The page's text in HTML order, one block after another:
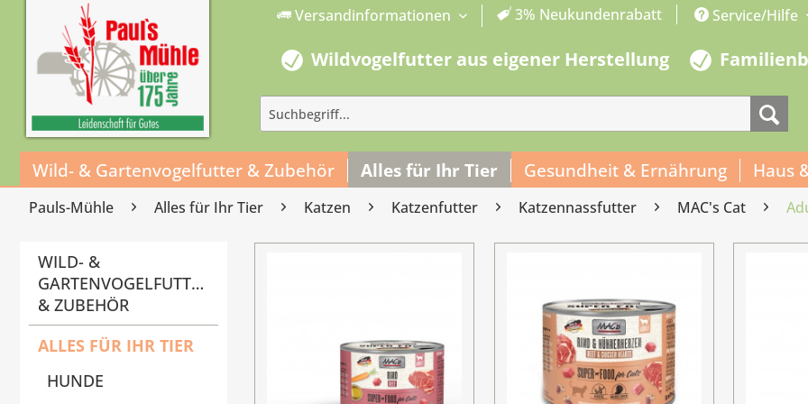
Versandinformationen 3% Neukundenrabatt Service/Hilfe
Wildvogelfutter aus eigener Herstellung
Wild- & Gartenvogelfutter & Zubehör Alles für Ihr Tier Gesundheit & Ernährung Haus
Pauls-Mühle Alles für Ihr Tier Katzen Katzenfutter Katzennassfutter MAC's Cat
WILD- &
GARTENVOGELFUTTER
& ZUBEHÖR
ALLES FÜR IHR TIER
HUNDE